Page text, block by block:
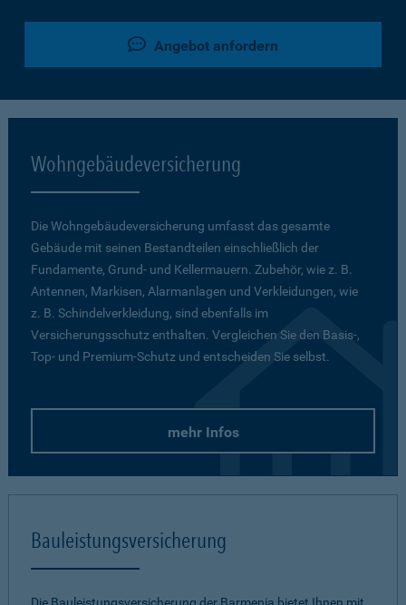
Angebot anfordern
Wohngebäudeversicherung
Die Wohngebäudeversicherung umfasst das gesamte
Gebäude mit seinen Bestandteilen einschließlich der
Fundamente, Grund- und Kellermauern. Zubehör, wie z. B.
Antennen, Markisen, Alarmanlagen und Verkleidungen, wie
z. B. Schindelverkleidung, sind ebenfalls im
Versicherungsschutz enthalten. Vergleichen Sie den Basis-,
Top- und Premium-Schutz und entscheiden Sie selbst.
mehr Infos
Bauleistungsversicherung